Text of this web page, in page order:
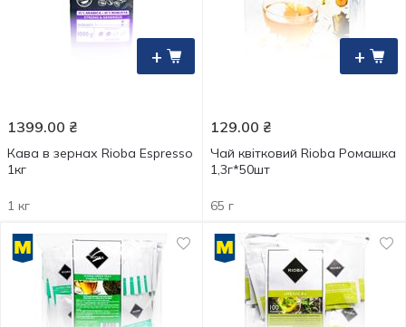
+
1399.00 ₴
Кава в зернах Rioba Espresso
1кг
1 кг
+
129.00 ₴
Чай квітковий Rioba Ромашка
1,3г*50шт
65 г